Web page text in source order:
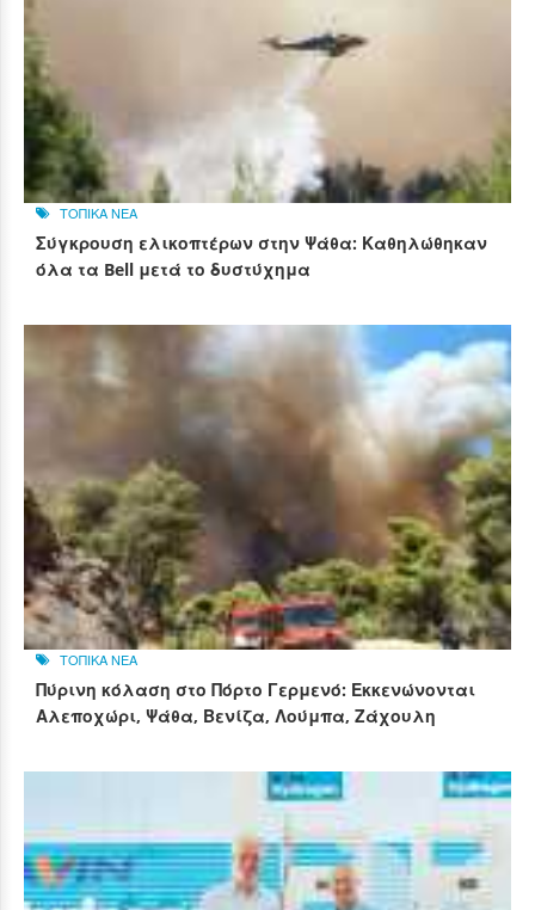
ΤΟΠΙΚΑ ΝΕΑ
Σύγκρουση ελικοπτέρων στην Ψάθα: Καθηλώθηκαν
όλα τα Bell μετά το δυστύχημα
ΤΟΠΙΚΑ ΝΕΑ
Πύρινη κόλαση στο Πόρτο Γερμενό: Εκκενώνονται
Αλεποχώρι, Ψάθα, Βενίζα, Λούμπα, Ζάχουλη